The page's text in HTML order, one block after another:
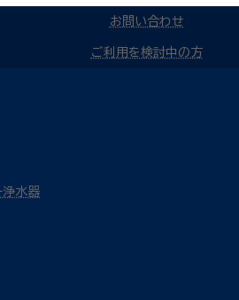
お問い合わせ
ご利用を検討中の方
浄水器